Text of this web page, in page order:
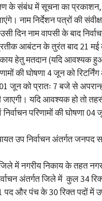
के संबंध में सूचना का
नाम निर्देशन पत्रों की
दिन नाम वापसी के बाद
आबंटन के तुरंत बाद 21 मई
हेतु मतदान (यदि
की घोषणा 4 जून को रिटर्निंग
जून को प्रातः 7 बजे से
जाएगी। यदि आवश्यक हो तो
परिणामों की घोषणा
उप निर्वाचन अंतर्गत
में नगरीय निकाय के तहत नगर
अंतर्गत जिले में कुल 34
पंच के 30 रिक्त पदों में उप